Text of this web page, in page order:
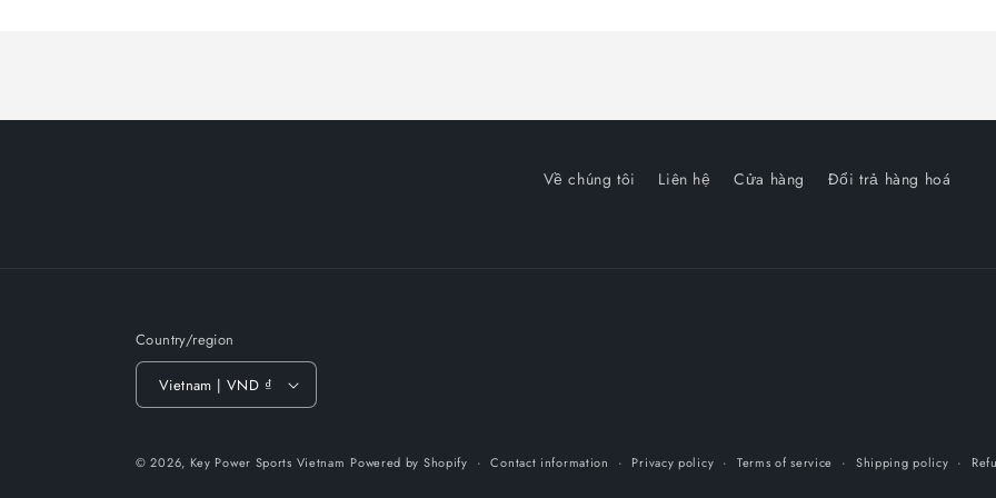
Về chúng tôi Liên hệ Cửa hàng Đổi trả hàng hoá
Country/region
Vietnam | VND ₫
© 2026, Key Power Sports Vietnam Powered by Shopify Contact information Privacy policy Terms of service Shipping policy